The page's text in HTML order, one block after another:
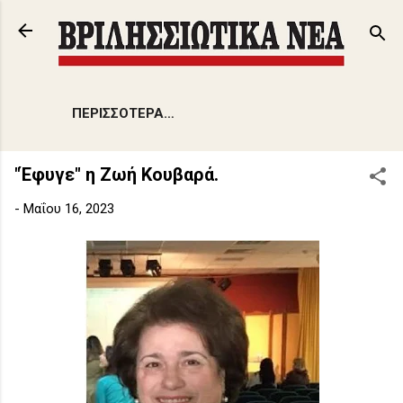
Μετάβαση στο κύριο περιεχόμενο
ΠΕΡΙΣΣΌΤΕΡΑ…
"Έφυγε" η Ζωή Κουβαρά.
- Μαΐου 16, 2023